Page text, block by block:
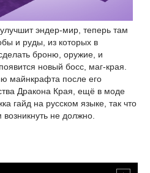
эндер-мир, теперь там
и руды, из которых в
броню, оружие, и
новый босс, маг-края.
майнкрафта после его
Дракона Края, ещё в моде
гайд на русском языке, так что
не должно.